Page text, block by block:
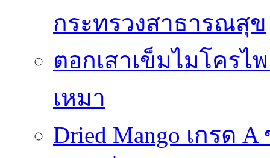
กระทรวงสาธารณสุข
ตอกเสาเข็มไมโคร
เหมา
Dried Mango เกรด